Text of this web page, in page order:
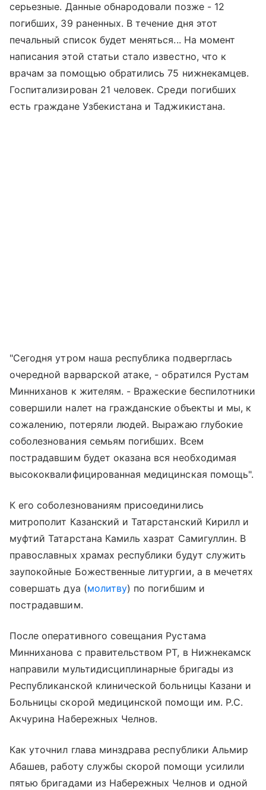
серьезные. Данные обнародовали позже - 12
погибших, 39 раненных. В течение дня этот
печальный список будет меняться... На момент
написания этой статьи стало известно, что к
врачам за помощью обратились 75 нижнекамцев.
Госпитализирован 21 человек. Среди погибших
есть граждане Узбекистана и Таджикистана.
"Сегодня утром наша республика подверглась
очередной варварской атаке, - обратился Рустам
Минниханов к жителям. - Вражеские беспилотники
совершили налет на гражданские объекты и мы, к
сожалению, потеряли людей. Выражаю глубокие
соболезнования семьям погибших. Всем
пострадавшим будет оказана вся необходимая
высококвалифицированная медицинская помощь".
К его соболезнованиям присоединились
митрополит Казанский и Татарстанский Кирилл и
муфтий Татарстана Камиль хазрат Самигуллин. В
православных храмах республики будут служить
заупокойные Божественные литургии, а в мечетях
совершать дуа (молитву) по погибшим и
пострадавшим.
После оперативного совещания Рустама
Минниханова с правительством РТ, в Нижнекамск
направили мультидисциплинарные бригады из
Республиканской клинической больницы Казани и
Больницы скорой медицинской помощи им. Р.С.
Акчурина Набережных Челнов.
Как уточнил глава минздрава республики Альмир
Абашев, работу службы скорой помощи усилили
пятью бригадами из Набережных Челнов и одной